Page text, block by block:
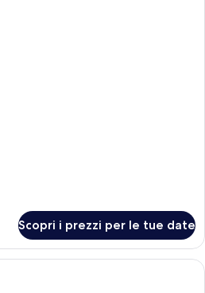
Scopri i prezzi per le tue date